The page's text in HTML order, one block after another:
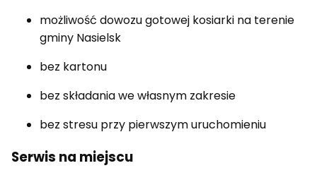
możliwość dowozu gotowej kosiarki na terenie
gminy Nasielsk
bez kartonu
bez składania we własnym zakresie
bez stresu przy pierwszym uruchomieniu
Serwis na miejscu